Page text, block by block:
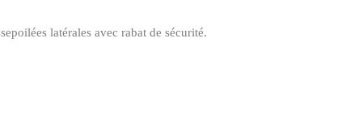
latérales avec rabat de sécurité.